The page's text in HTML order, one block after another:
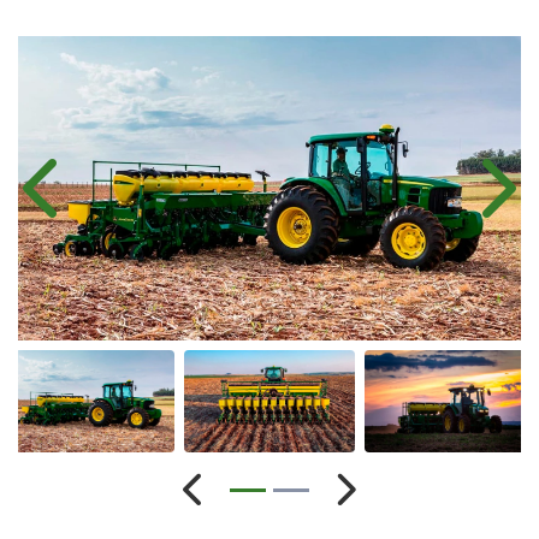
Anterior
Anterior Próximo